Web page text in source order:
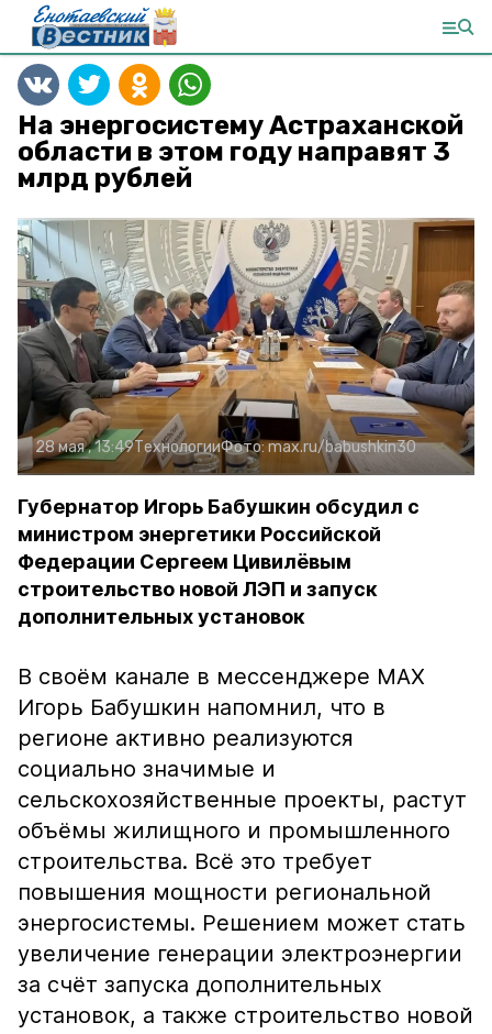
На энергосистему Астраханской
области в этом году направят 3
млрд рублей
28 мая , 13:49ТехнологииФото:max.ru/babushkin30
Губернатор Игорь Бабушкин обсудил с
министром энергетики Российской
Федерации Сергеем Цивилёвым
строительство новой ЛЭП и запуск
дополнительных установок
В своём канале в мессенджере MAX
Игорь Бабушкин напомнил, что в
регионе активно реализуются
социально значимые и
сельскохозяйственные проекты, растут
объёмы жилищного и промышленного
строительства. Всё это требует
повышения мощности региональной
энергосистемы. Решением может стать
увеличение генерации электроэнергии
за счёт запуска дополнительных
установок, а также строительство новой